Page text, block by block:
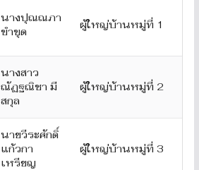
นางปุณณภา
ขำขุด
ผู้ใหญ่บ้านหมู่ที่ 1
นางสาว
ณัฏฐณิชา มี
สกุล
ผู้ใหญ่บ้านหมู่ที่ 2
นายวีระศักดิ์
แก้วกา
เหรียญ
ผู้ใหญ่บ้านหมู่ที่ 3